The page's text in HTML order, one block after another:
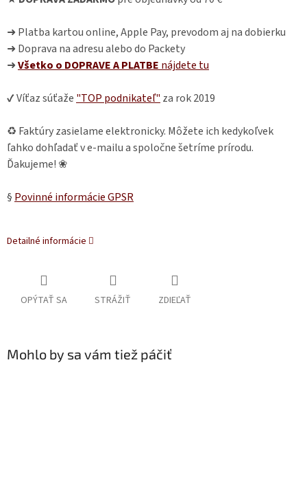
➜ Platba kartou online, Apple Pay, prevodom aj na dobierku
➜ Doprava na adresu alebo do Packety
➜Všetko o DOPRAVE A PLATBE nájdete tu
✔ Víťaz súťaže "TOP podnikateľ" za rok 2019
♻ Faktúry zasielame elektronicky. Môžete ich kedykoľvek
ľahko dohľadať v e-mailu a spoločne šetríme prírodu.
Ďakujeme! ❀
§ Povinné informácie GPSR
Detailné informácie
OPÝTAŤ SA STRÁŽIŤ ZDIEĽAŤ
Mohlo by sa vám tiež páčiť